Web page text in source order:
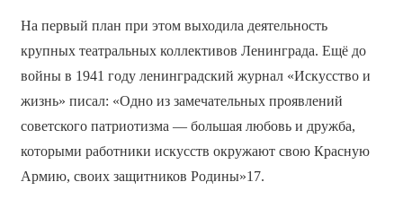
На первый план при этом выходила деятельность
крупных театральных коллективов Ленинграда. Ещё до
войны в 1941 году ленинградский журнал «Искусство и
жизнь» писал: «Одно из замечательных проявлений
советского патриотизма — большая любовь и дружба,
которыми работники искусств окружают свою Красную
Армию, своих защитников Родины»17.